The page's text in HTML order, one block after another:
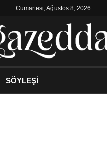
Cumartesi, Ağustos 8, 2026
SÖYLEŞİ